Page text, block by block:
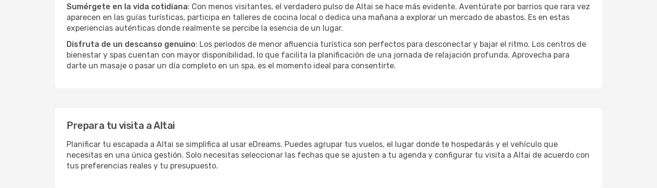
Sumérgete en la vida cotidiana: Con menos visitantes, el verdadero pulso de Altai se hace más evidente. Aventúrate por barrios que rara vez
aparecen en las guías turísticas, participa en talleres de cocina local o dedica una mañana a explorar un mercado de abastos. Es en estas
experiencias auténticas donde realmente se percibe la esencia de un lugar.
Disfruta de un descanso genuino: Los periodos de menor afluencia turística son perfectos para desconectar y bajar el ritmo. Los centros de
bienestar y spas cuentan con mayor disponibilidad, lo que facilita la planificación de una jornada de relajación profunda. Aprovecha para
darte un masaje o pasar un día completo en un spa, es el momento ideal para consentirte.
Prepara tu visita a Altai
Planificar tu escapada a Altai se simplifica al usar eDreams. Puedes agrupar tus vuelos, el lugar donde te hospedarás y el vehículo que
necesitas en una única gestión. Solo necesitas seleccionar las fechas que se ajusten a tu agenda y configurar tu visita a Altai de acuerdo con
tus preferencias reales y tu presupuesto.